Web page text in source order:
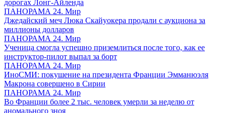
дорогах Лонг-Айленда
ПАНОРАМА 24. Мир
Джедайский меч Люка Скайуокера продали с аукциона за
миллионы долларов
ПАНОРАМА 24. Мир
Ученица смогла успешно приземлиться после того, как ее
инструктор-пилот выпал за борт
ПАНОРАМА 24. Мир
ИноСМИ: покушение на президента Франции Эмманюэля
Макрона совершено в Сирии
ПАНОРАМА 24. Мир
Во Франции более 2 тыс. человек умерли за неделю от
аномального зноя